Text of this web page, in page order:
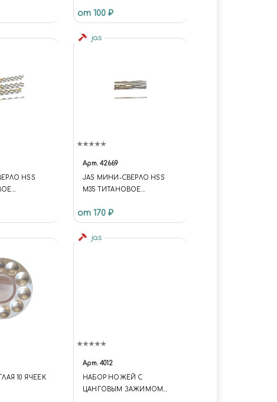
от 100 ₽
HSS
jas
Арт. 42669
JAS МИНИ-СВЕРЛО HSS
M35 ТИТАНОВОЕ
от 170 ₽
10 ЯЧЕЕК
jas
Арт. 4012
НАБОР НОЖЕЙ С
ЦАНГОВЫМ ЗАЖИМОМ